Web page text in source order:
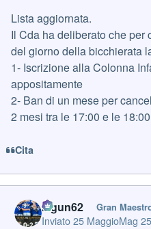
Lista aggiornata.
Il Cda ha deliberato che per
del giorno della bicchierata
1- Iscrizione alla Colonna
appositamente
2- Ban di un mese per
2 mesi tra le 17:00 e le
Cita
Iagun62 Gran
Inviato25 MaggioMag 25